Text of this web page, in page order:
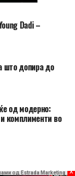
Dadi –
што допира до
од модерно:
комплименти во
од Estrada Marketing x